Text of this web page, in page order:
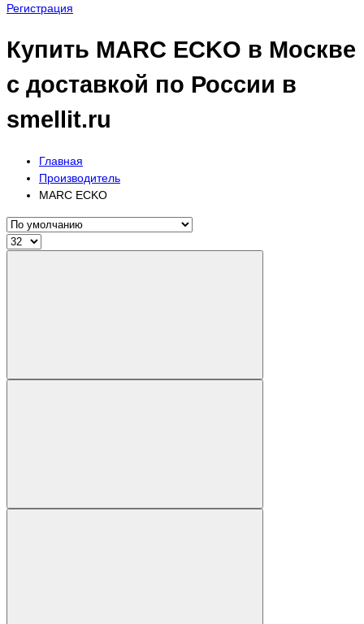
Регистрация
Купить MARC ECKO в Москве
с доставкой по России в
smellit.ru
Главная
Производитель
MARC ECKO